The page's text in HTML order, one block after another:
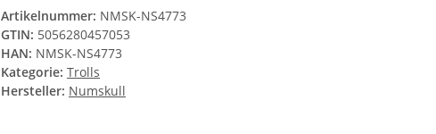
Artikelnummer: NMSK-NS4773
GTIN: 5056280457053
HAN: NMSK-NS4773
Kategorie: Trolls
Hersteller: Numskull